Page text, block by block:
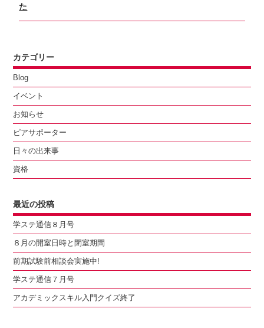
ン
post:
た
カテゴリー
Blog
イベント
お知らせ
ピアサポーター
日々の出来事
資格
最近の投稿
学ステ通信８月号
８月の開室日時と閉室期間
前期試験前相談会実施中!
学ステ通信７月号
アカデミックスキル入門クイズ終了